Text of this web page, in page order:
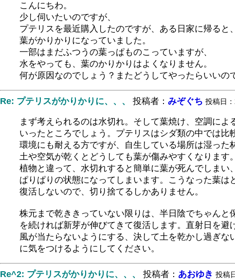
こんにちわ。
少し伺いたいのですが、
プテリスを最近購入したのですが、ある日家に帰ると、
葉がかりかりになっていました。
一部はまだふつうの葉っぱものこっていますが、
水をやっても、葉のかりかりはよくなりません。
何が原因なのでしょう？またどうしてやったらいいの
Re: プテリスがかりかりに、、、 投稿者： みぞぐち 投稿日
まず考えられるのは水切れ。そして葉焼け、空調によ
いったところでしょう。プテリスはシダ類の中では比
環境にも耐える方ですが、自生している場所は湿った
土や空気が乾くとどうしても葉が傷みやすくなります
植物と違って、水切れすると簡単に葉が死んでしまい
ぱりぱりの状態になってしまいます。こうなった葉は
復活しないので、切り捨てるしかありません。
株元まで乾ききっていない限りは、半日陰でちゃんと
を続ければ新芽が伸びてきて復活します。直射日を避
風が当たらないようにする、決して土を乾かし過ぎな
に気をつけるようにしてください。
Re^2: プテリスがかりかりに、、、 投稿者： あおゆき 投稿